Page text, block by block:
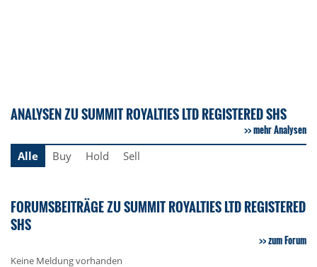
ANALYSEN ZU SUMMIT ROYALTIES LTD REGISTERED SHS
mehr Analysen
Alle
Buy Hold Sell
FORUMSBEITRÄGE ZU SUMMIT ROYALTIES LTD REGISTERED
SHS
zum Forum
Keine Meldung vorhanden